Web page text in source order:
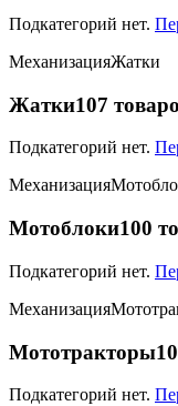
Подкатегорий нет.
МеханизацияЖатки
Жатки107
Подкатегорий нет.
Механизация
Мотоблоки100
Подкатегорий нет.
Механизация
Мототракторы
Подкатегорий нет.